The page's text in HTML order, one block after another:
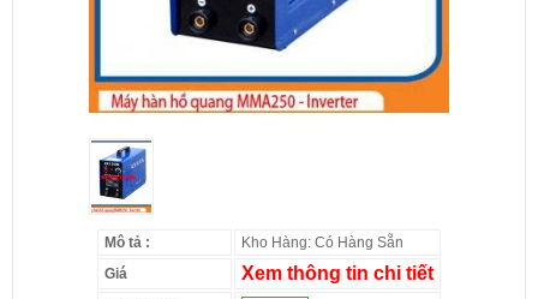
Mô tả :
Kho Hàng: Có Hàng Sẵn
Giá
Xem thông tin chi tiết